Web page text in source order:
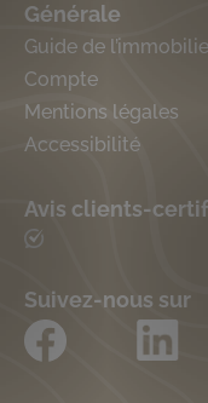
Générale
Guide de
Compte
Mentions légales
Accessibilité
Avis clients-
Suivez-nous sur